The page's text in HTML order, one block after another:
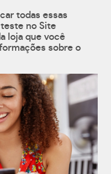
todas essas
no Site
loja que você
sobre o